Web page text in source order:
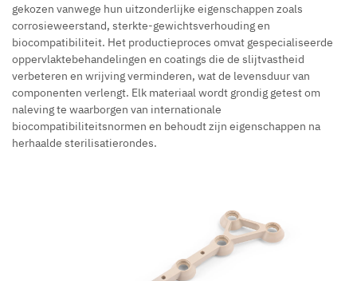
gekozen vanwege hun uitzonderlijke eigenschappen zoals
corrosieweerstand, sterkte-gewichtsverhouding en
biocompatibiliteit. Het productieproces omvat gespecialiseerde
oppervlaktebehandelingen en coatings die de slijtvastheid
verbeteren en wrijving verminderen, wat de levensduur van
componenten verlengt. Elk materiaal wordt grondig getest om
naleving te waarborgen van internationale
biocompatibiliteitsnormen en behoudt zijn eigenschappen na
herhaalde sterilisatierondes.